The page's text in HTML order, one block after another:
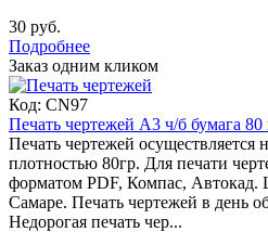
30 руб.
Подробнее
Заказ одним кликом
Код: CN97
Печать чертежей А3 ч/б бумага 80
Печать чертежей осуществляется
плотностью 80гр. Для печати
форматом PDF, Компас, Автокад.
Самаре. Печать чертежей в день
Недорогая печать чер...